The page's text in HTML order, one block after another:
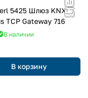
5425 Шлюз KNX
TCP Gateway 716
В наличии
В корзину